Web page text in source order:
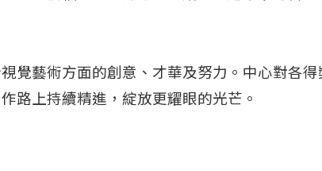
覺藝術方面的創意、才華及努力。中心對各
路上持續精進，綻放更耀眼的光芒。